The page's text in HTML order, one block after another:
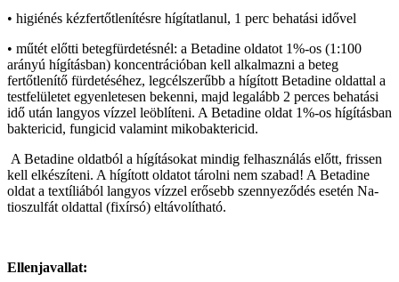
• higiénés kézfertőtlenítésre hígítatlanul, 1 perc behatási idővel
• műtét előtti betegfürdetésnél: a Betadine oldatot 1%-os (1:100
arányú hígításban) koncentrációban kell alkalmazni a beteg
fertőtlenítő fürdetéséhez, legcélszerűbb a hígított Betadine oldattal a
testfelületet egyenletesen bekenni, majd legalább 2 perces behatási
idő után langyos vízzel leöblíteni. A Betadine oldat 1%-os hígításban
baktericid, fungicid valamint mikobaktericid.
A Betadine oldatból a hígításokat mindig felhasználás előtt, frissen
kell elkészíteni. A hígított oldatot tárolni nem szabad! A Betadine
oldat a textíliából langyos vízzel erősebb szennyeződés esetén Na-
tioszulfát oldattal (fixírsó) eltávolítható.
Ellenjavallat: